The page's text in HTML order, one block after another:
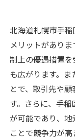
北海道札幌市手
メリットがあり
制上の優遇措置
も広がります。
とで、取引先や
す。さらに、手
が可能であり、
ことで競争力が